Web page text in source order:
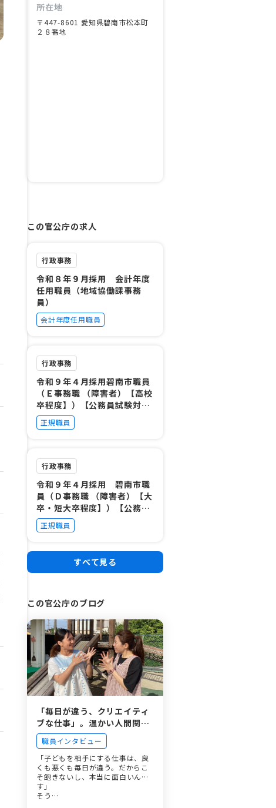
所在地
〒447-8601 愛知県碧南市松本町
２８番地
この官公庁の求人
行政事務
令和８年９月採用 会計年度
任用職員（地域協働課事務
員）
会計年度任用職員
行政事務
令和９年４月採用碧南市職員
（Ｅ事務職 （障害者）【高校
卒程度】）【公務員試験対策
不要】
正規職員
行政事務
令和９年４月採用 碧南市職
員（Ｄ事務職 （障害者）【大
卒・短大卒程度】）【公務員
試験対策不要】
正規職員
すべて見る
この官公庁のブログ
「毎日が違う、クリエイティ
ブな仕事」。温かい人間関係
と圧倒的な働きやすさが魅力
の碧南市で、自分らしく輝く
保育士・幼稚園教諭
職員インタビュー
「子どもを相手にする仕事は、良
くも悪くも毎日が違う。だからこ
そ飽きないし、本当に面白いんで
す」
そう…